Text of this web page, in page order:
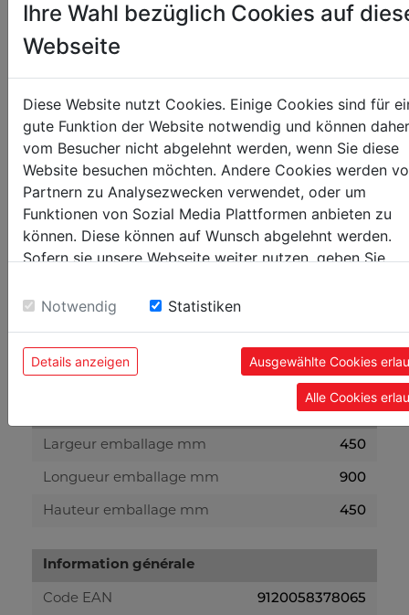
longitudinales
Course du chariot mm
Course chariot auxiliaire mm 55
Course fourreau de poupée mobile mm 55
Filetage métrique 0,5 -3 (14)
Filets au pouce 8 - 44 TPI (10)
Outil de coupe max. 10
Poids net kg 70
Largeur emballage mm 450
Longueur emballage mm 900
Hauteur emballage mm 450
Information générale
Code EAN 9120058378065
Ihre Wahl bezüglich Cookies auf
Webseite
Diese Website nutzt Cookies. Einige Cookies sind für
gute Funktion der Website notwendig und können daher
vom Besucher nicht abgelehnt werden, wenn Sie diese
Website besuchen möchten. Andere Cookies werden
Partnern zu Analysezwecken verwendet, oder um
Funktionen von Sozial Media Plattformen anbieten zu
können. Diese können auf Wunsch abgelehnt werden.
Sofern sie unsere Webseite weiter nutzen, geben Sie
Notwendig
Statistiken
Details anzeigen Ausgewählte Cookies
Alle Cookies